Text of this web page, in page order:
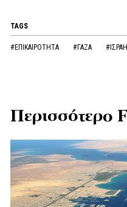
TAGS
#ΕΠΙΚΑΙΡΟΤΗΤΑ #ΓΑΖΑ
Περισσότερο